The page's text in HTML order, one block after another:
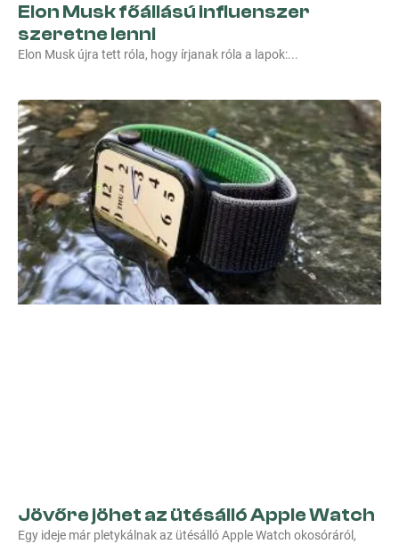
Elon Musk főállású influenszer
szeretne lenni
Elon Musk újra tett róla, hogy írjanak róla a lapok:
Jövőre jöhet az ütésálló Apple Watch
Egy ideje már pletykálnak az ütésálló Apple Watch okosóráról,